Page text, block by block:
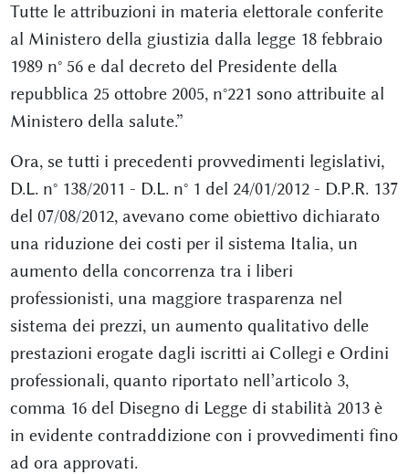
Tutte le attribuzioni in materia elettorale conferite
al Ministero della giustizia dalla legge 18 febbraio
1989 n° 56 e dal decreto del Presidente della
repubblica 25 ottobre 2005, n°221 sono attribuite al
Ministero della salute.”
Ora, se tutti i precedenti provvedimenti legislativi,
D.L. n° 138/2011 - D.L. n° 1 del 24/01/2012 - D.P.R. 137
del 07/08/2012, avevano come obiettivo dichiarato
una riduzione dei costi per il sistema Italia, un
aumento della concorrenza tra i liberi
professionisti, una maggiore trasparenza nel
sistema dei prezzi, un aumento qualitativo delle
prestazioni erogate dagli iscritti ai Collegi e Ordini
professionali, quanto riportato nell’articolo 3,
comma 16 del Disegno di Legge di stabilità 2013 è
in evidente contraddizione con i provvedimenti fino
ad ora approvati.